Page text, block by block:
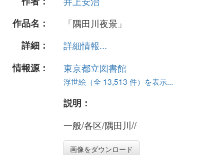
作品名：
「隅田川夜景」
詳細：
詳細情報...
情報源：
東京都立図書館
浮世絵（全 13,513 件）を表示...
説明：
一般/各区/隅田川//
画像をダウンロード